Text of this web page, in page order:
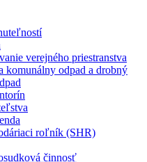
verejného priestranstva
komunálny odpad a drobný
roľník (SHR)
činnosť